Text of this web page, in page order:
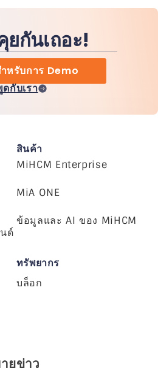
กันเถอะ!
หรับการ Demo
กับเรา
ด์
สินค้า
MiHCM Enterprise
MiA ONE
ข้อมูลและ AI ของ MiHCM
ทรัพยากร
บล็อก
ยข่าว